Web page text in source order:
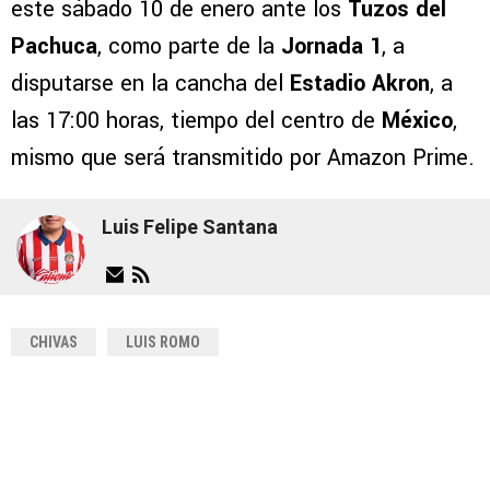
este sábado 10 de enero ante los Tuzos del
Pachuca, como parte de la Jornada 1, a
disputarse en la cancha del Estadio Akron, a
las 17:00 horas, tiempo del centro de México,
mismo que será transmitido por Amazon Prime.
Luis Felipe Santana
CHIVAS LUIS ROMO